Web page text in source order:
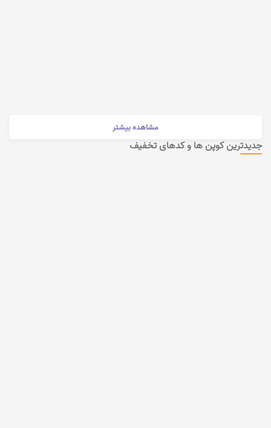
مشاهده بیشتر
جدیدترین کوپن ها و کدهای تخفیف